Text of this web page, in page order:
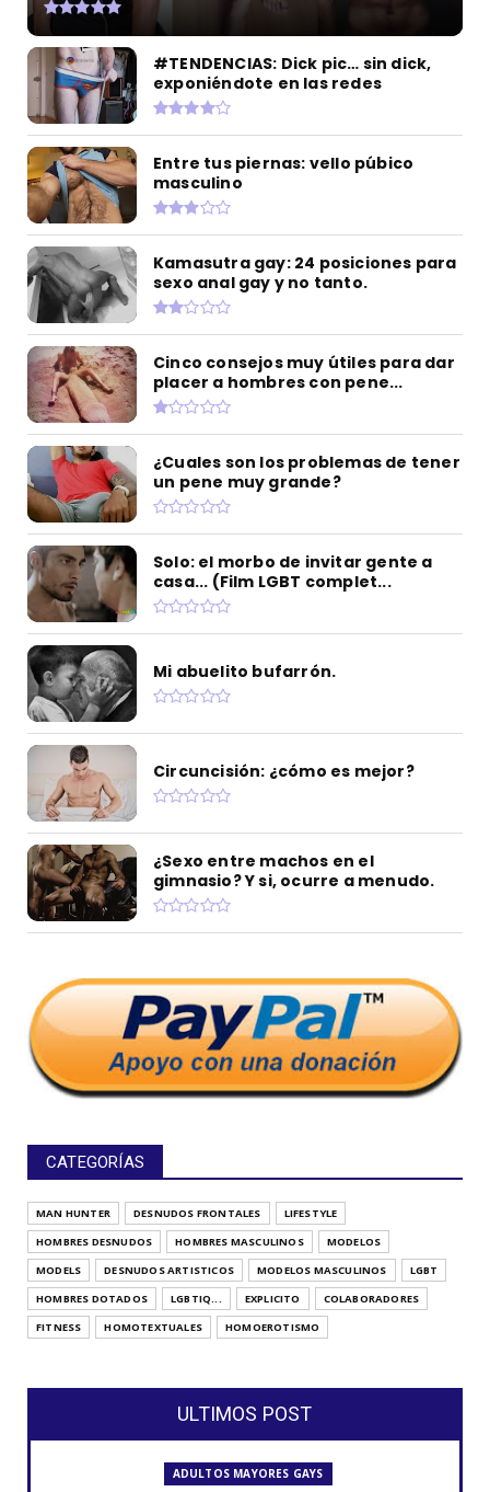
#TENDENCIAS: Dick pic… sin dick,
exponiéndote en las redes
Entre tus piernas: vello púbico
masculino
Kamasutra gay: 24 posiciones para
sexo anal gay y no tanto.
Cinco consejos muy útiles para dar
placer a hombres con pene...
¿Cuales son los problemas de tener
un pene muy grande?
Solo: el morbo de invitar gente a
casa... (Film LGBT complet...
Mi abuelito bufarrón.
Circuncisión: ¿cómo es mejor?
¿Sexo entre machos en el
gimnasio? Y si, ocurre a menudo.
CATEGORÍAS
MAN HUNTER DESNUDOS FRONTALES
LIFESTYLE
HOMBRES DESNUDOS
HOMBRES MASCULINOS
MODELOS
MODELS
DESNUDOS ARTISTICOS MODELOS MASCULINOS
LGBT
HOMBRES DOTADOS
LGBTIQ... EXPLICITO
COLABORADORES
FITNESS
HOMOTEXTUALES HOMOEROTISMO
ULTIMOS POST
ADULTOS MAYORES GAYS